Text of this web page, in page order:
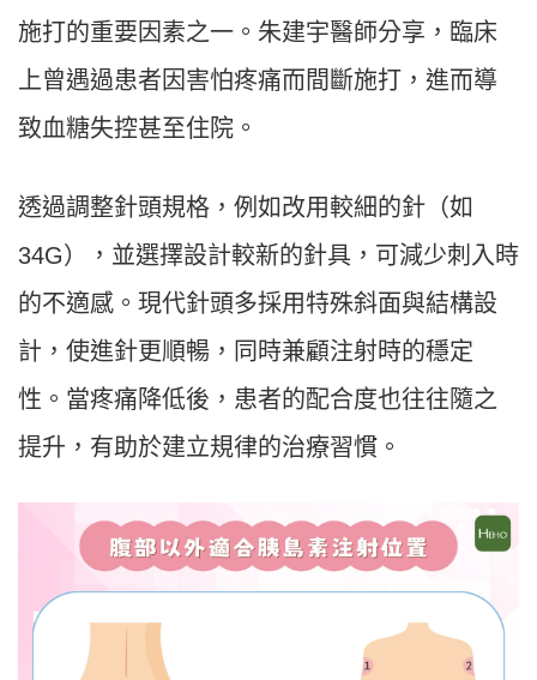
施打的重要因素之一。朱建宇醫師分享，臨床
上曾遇過患者因害怕疼痛而間斷施打，進而導
致血糖失控甚至住院。
透過調整針頭規格，例如改用較細的針（如
34G），並選擇設計較新的針具，可減少刺入時
的不適感。現代針頭多採用特殊斜面與結構設
計，使進針更順暢，同時兼顧注射時的穩定
性。當疼痛降低後，患者的配合度也往往隨之
提升，有助於建立規律的治療習慣。